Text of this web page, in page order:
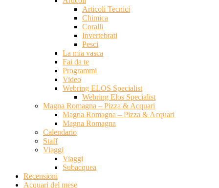
Articoli Tecnici
Chimica
Coralli
Invertebrati
Pesci
La mia vasca
Fai da te
Programmi
Video
Webring ELOS Specialist
Webring Elos Specialist
Magna Romagna – Pizza & Acquari
Magna Romagna – Pizza & Acquari
Magna Romagna
Calendario
Staff
Viaggi
Viaggi
Subacquea
Recensioni
Acquari del mese